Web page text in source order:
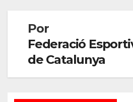
Por
Federació
de Catalunya